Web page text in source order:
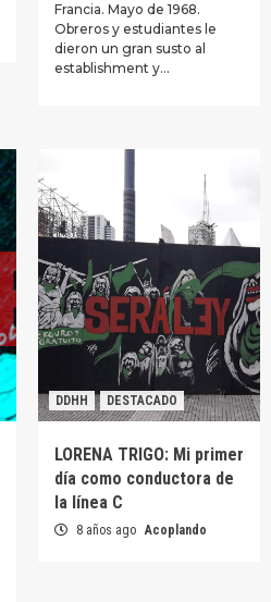
Francia. Mayo de 1968.
Obreros y estudiantes le
dieron un gran susto al
establishment y…
DDHH DESTACADO
LORENA TRIGO: Mi primer
día como conductora de
la línea C
8 años ago Acoplando